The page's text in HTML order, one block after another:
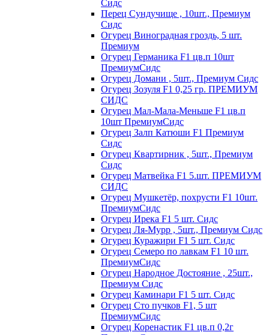
Сидс
Перец Сундучище , 10шт., Премиум
Сидс
Огурец Виноградная гроздь, 5 шт.
Премиум
Огурец Германика F1 цв.п 10шт
ПремиумСидс
Огурец Домани , 5шт., Премиум Сидс
Огурец Зозуля F1 0,25 гр. ПРЕМИУМ
СИДС
Огурец Мал-Мала-Меньше F1 цв.п
10шт ПремиумСидс
Огурец Залп Катюши F1 Премиум
Сидс
Огурец Квартирник , 5шт., Премиум
Сидс
Огурец Матвейка F1 5.шт. ПРЕМИУМ
СИДС
Огурец Мушкетёр, похрусти F1 10шт.
ПремиумСидс
Огурец Ирека F1 5 шт. Сидс
Огурец Ля-Мурр , 5шт., Премиум Сидс
Огурец Куражири F1 5 шт. Сидс
Огурец Семеро по лавкам F1 10 шт.
ПремиумСидс
Огурец Народное Достояние , 25шт.,
Премиум Сидс
Огурец Каминари F1 5 шт. Сидс
Огурец Сто пучков F1, 5 шт
ПремиумСидс
Огурец Коренастик F1 цв.п 0,2г